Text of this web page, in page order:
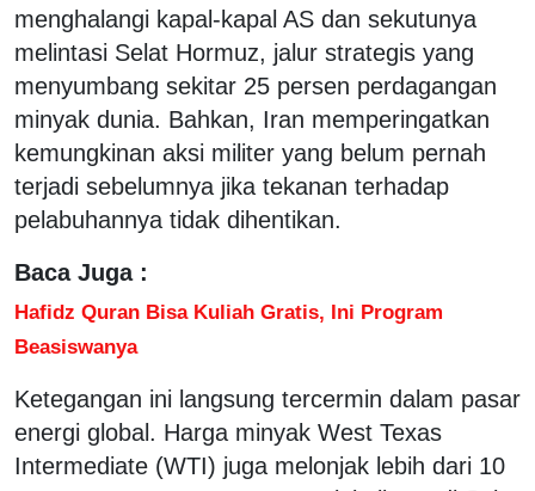
menghalangi kapal-kapal AS dan sekutunya
melintasi Selat Hormuz, jalur strategis yang
menyumbang sekitar 25 persen perdagangan
minyak dunia. Bahkan, Iran memperingatkan
kemungkinan aksi militer yang belum pernah
terjadi sebelumnya jika tekanan terhadap
pelabuhannya tidak dihentikan.
Baca Juga :
Hafidz Quran Bisa Kuliah Gratis, Ini Program
Beasiswanya
Ketegangan ini langsung tercermin dalam pasar
energi global. Harga minyak West Texas
Intermediate (WTI) juga melonjak lebih dari 10